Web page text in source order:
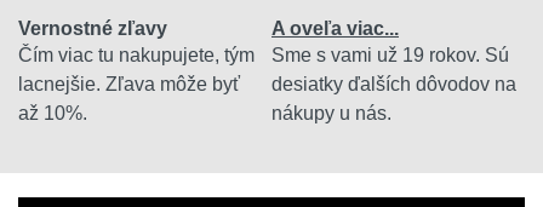
Vernostné zľavy
Čím viac tu nakupujete, tým
lacnejšie. Zľava môže byť
až 10%.
A oveľa viac...
Sme s vami už 19 rokov. Sú
desiatky ďalších dôvodov na
nákupy u nás.